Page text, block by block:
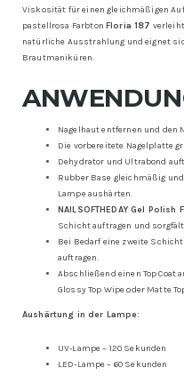
Viskosität für einen gleichmäßigen
pastellrosa Farbton Floria 187
natürliche Ausstrahlung und eignet
Brautmaniküren.
Nagelhaut entfernen und den
Die vorbereitete Nagelplatte
Dehydrator und Ultrabond
Rubber Base gleichmäßig
Lampe aushärten.
NAILSOFTHEDAY Gel Polish
Schicht auftragen und
Bei Bedarf eine zweite
auftragen.
Abschließend einen Top Coat
Glossy Top Wipe oder Matte
Aushärtung in der Lampe:
UV-Lampe – 120 Sekunden
LED-Lampe – 60 Sekunden